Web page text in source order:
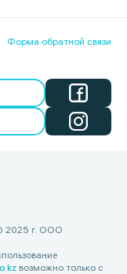
Форма обратной связи
2025 г. ООО
возможно только с